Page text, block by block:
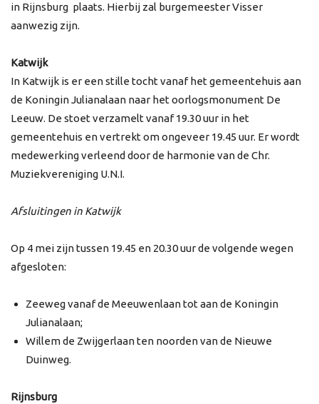
in Rijnsburg plaats. Hierbij zal burgemeester Visser
aanwezig zijn.
Katwijk
In Katwijk is er een stille tocht vanaf het gemeentehuis aan
de Koningin Julianalaan naar het oorlogsmonument De
Leeuw. De stoet verzamelt vanaf 19.30 uur in het
gemeentehuis en vertrekt om ongeveer 19.45 uur. Er wordt
medewerking verleend door de harmonie van de Chr.
Muziekvereniging U.N.I.
Afsluitingen in Katwijk
Op 4 mei zijn tussen 19.45 en 20.30 uur de volgende wegen
afgesloten:
Zeeweg vanaf de Meeuwenlaan tot aan de Koningin
Julianalaan;
Willem de Zwijgerlaan ten noorden van de Nieuwe
Duinweg.
Rijnsburg